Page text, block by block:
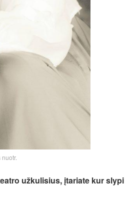
užkulisius, įtariate kur slypi